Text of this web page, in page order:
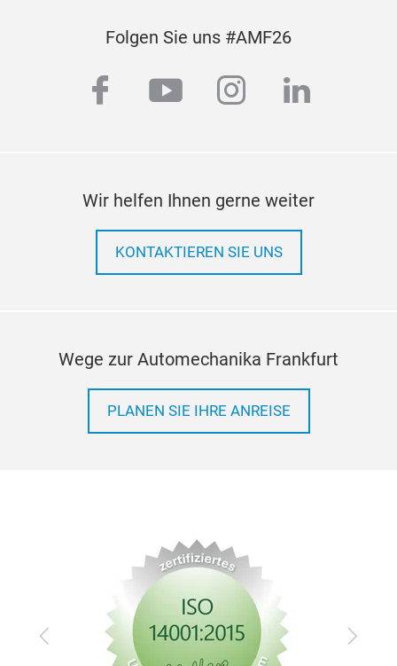
Folgen Sie uns #AMF26
facebook
youtubeinstagram
linkedin
Wir helfen Ihnen gerne weiter
KONTAKTIEREN SIE UNS
Wege zur Automechanika Frankfurt
PLANEN SIE IHRE ANREISE
Zurück Vor